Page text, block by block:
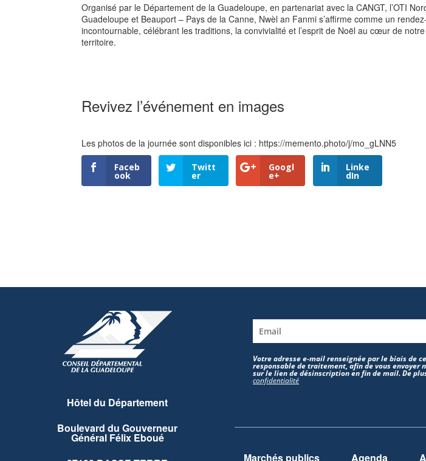
Organisé par le Département de la Guadeloupe, en partenariat avec la CANGT, l’OTI
Guadeloupe et Beauport – Pays de la Canne, Nwèl an Fanmi s’affirme comme un
incontournable, célébrant les traditions, la convivialité et l’esprit de Noël au cœur de notre
territoire.
Revivez l’événement en images
Les photos de la journée sont disponibles ici : https://memento.photo/j/mo_gLNN5
Faceb
ook
Twitt
er
Googl
e+
Linke
dIn
Hôtel du Département
Boulevard du Gouverneur
Général Félix Eboué
Votre adresse e-mail renseignée par le biais de
responsable de traitement, afin de vous
sur le lien de désinscription en fin de mail. De
confidentialité
Marchés publics Agenda